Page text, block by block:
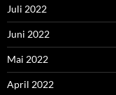
Juli 2022
Juni 2022
Mai 2022
April 2022